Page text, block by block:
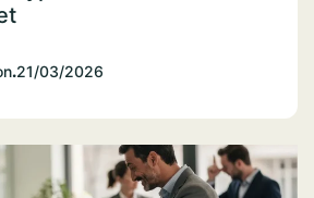
.21/03/2026